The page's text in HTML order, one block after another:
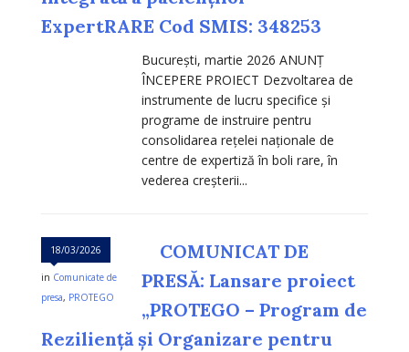
ExpertRARE Cod SMIS: 348253
Bucureşti, martie 2026 ANUNȚ
ÎNCEPERE PROIECT Dezvoltarea de
instrumente de lucru specifice și
programe de instruire pentru
consolidarea rețelei naționale de
centre de expertiză în boli rare, în
vederea creșterii...
18/03/2026
in Comunicate de
presa, PROTEGO
COMUNICAT DE
PRESĂ: Lansare proiect
„PROTEGO – Program de
Reziliență și Organizare pentru